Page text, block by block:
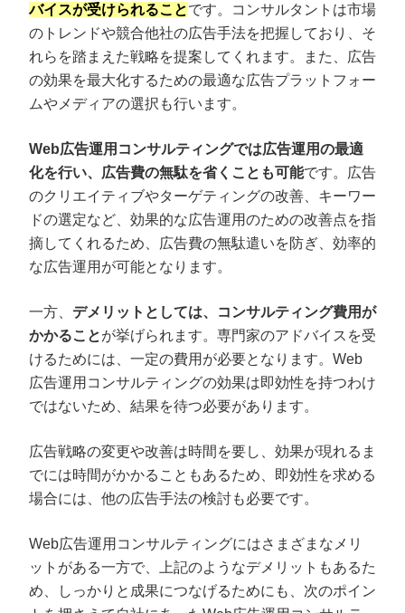
バイスが受けられることです。コンサルタントは市場
のトレンドや競合他社の広告手法を把握しており、そ
れらを踏まえた戦略を提案してくれます。また、広告
の効果を最大化するための最適な広告プラットフォー
ムやメディアの選択も行います。
Web広告運用コンサルティングでは広告運用の最適
化を行い、広告費の無駄を省くことも可能です。広告
のクリエイティブやターゲティングの改善、キーワー
ドの選定など、効果的な広告運用のための改善点を指
摘してくれるため、広告費の無駄遣いを防ぎ、効率的
な広告運用が可能となります。
一方、 デメリットとしては、コンサルティング費用が
かかることが挙げられます。専門家のアドバイスを受
けるためには、一定の費用が必要となります。Web
広告運用コンサルティングの効果は即効性を持つわけ
ではないため、結果を待つ必要があります。
広告戦略の変更や改善は時間を要し、効果が現れるま
でには時間がかかることもあるため、即効性を求める
場合には、他の広告手法の検討も必要です。
Web広告運用コンサルティングにはさまざまなメリ
ットがある一方で、上記のようなデメリットもあるた
め、しっかりと成果につなげるためにも、次のポイン